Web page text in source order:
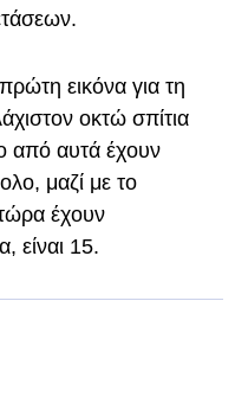
εικόνα για τη
οκτώ σπίτια
από αυτά έχουν
μαζί με το
έχουν
είναι 15.